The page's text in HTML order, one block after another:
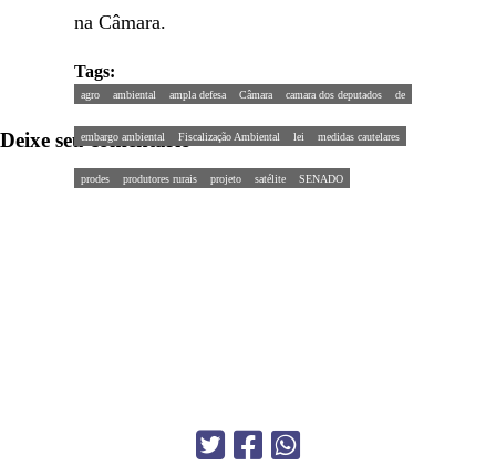
na Câmara.
Tags:
agro ambiental ampla defesa Câmara camara dos deputados de
embargo ambiental Fiscalização Ambiental lei medidas cautelares
prodes produtores rurais projeto satélite SENADO
Deixe seu comentário